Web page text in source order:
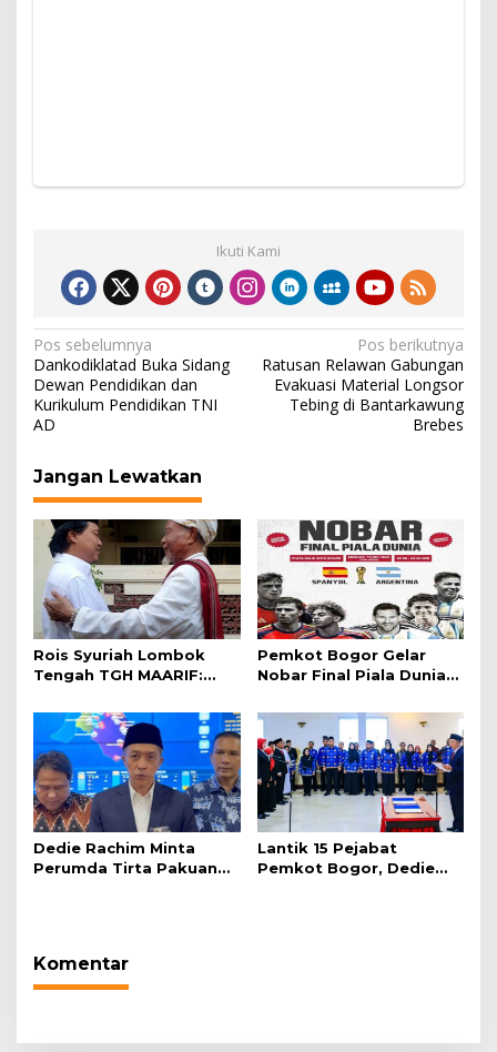
Ikuti Kami
Navigasi
pos
Pos sebelumnya
Dankodiklatad Buka Sidang
Dewan Pendidikan dan
Kurikulum Pendidikan TNI
AD
Pos berikutnya
Ratusan Relawan Gabungan
Evakuasi Material Longsor
Tebing di Bantarkawung
Brebes
Jangan Lewatkan
Rois Syuriah Lombok
Tengah TGH MAARIF:
Abad Kedua NU”
Pemkot Bogor Gelar
Nobar Final Piala Dunia
Dedie Rachim Minta
Perumda Tirta Pakuan
Lantik 15 Pejabat
Pemkot Bogor, Dedie
Komentar